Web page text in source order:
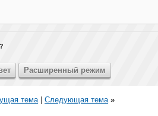
тема| Следующая тема »